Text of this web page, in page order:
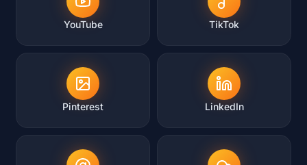
YouTube TikTok
Pinterest LinkedIn